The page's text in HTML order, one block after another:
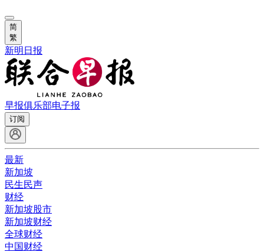
简
繁
新明日报
早报俱乐部电子报
订阅
最新
新加坡
民生民声
财经
新加坡股市
新加坡财经
全球财经
中国财经